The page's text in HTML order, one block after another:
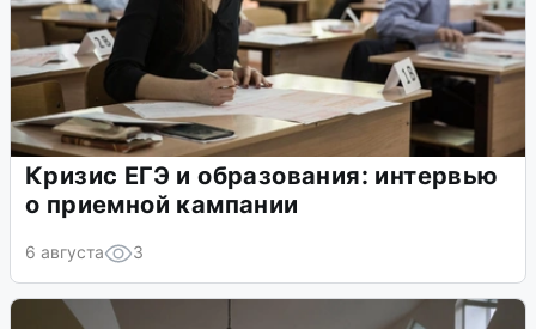
Кризис ЕГЭ и образования: интервью
о приемной кампании
6 августа 3